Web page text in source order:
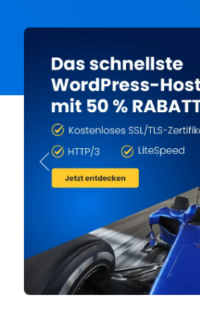
Previous